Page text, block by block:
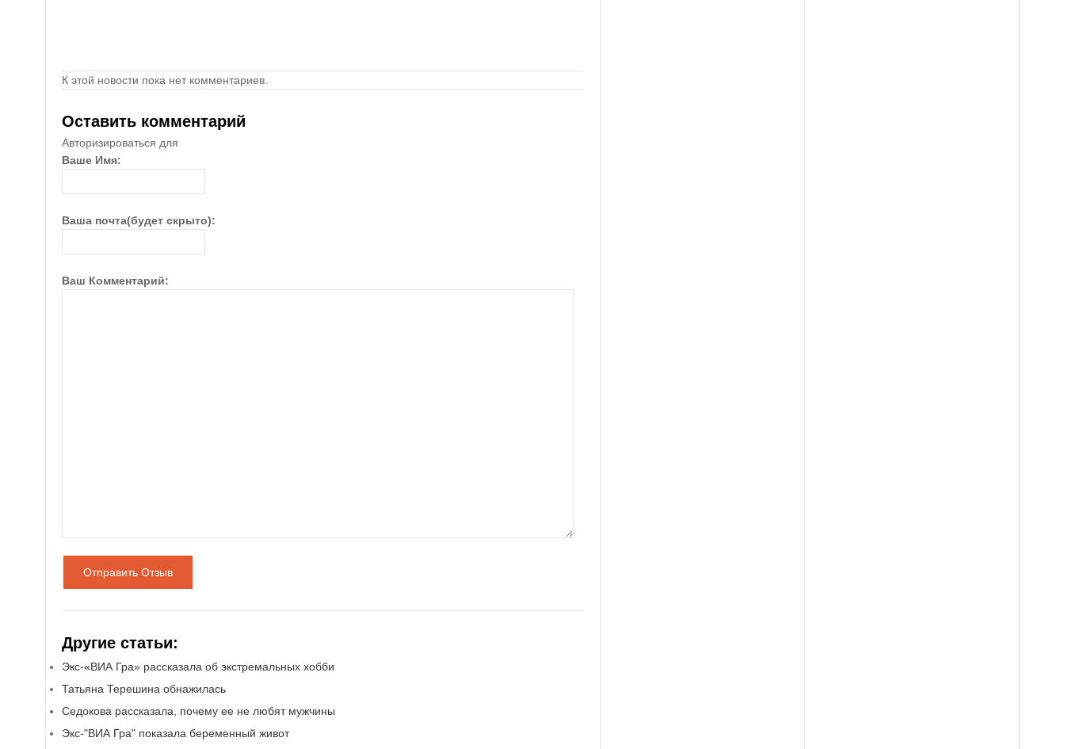
К этой новости пока нет комментариев.
Оставить комментарий
Авторизироваться для
Ваше Имя:
Ваша почта(будет скрыто):
Ваш Комментарий:
Отправить Отзыв
Другие статьи:
Экс-«ВИА Гра» рассказала об экстремальных хобби
Татьяна Терешина обнажилась
Седокова рассказала, почему ее не любят мужчины
Экс-"ВИА Гра" показала беременный живот